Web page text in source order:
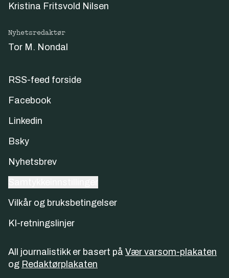
Kristina Fritsvold Nilsen
Nyhetsredaktør
Tor M. Nondal
RSS-feed forside
Facebook
Linkedin
Bsky
Nyhetsbrev
Vilkår og bruksbetingelser
KI-retningslinjer
All journalistikk er basert på Vær varsom-plakaten
og Redaktørplakaten